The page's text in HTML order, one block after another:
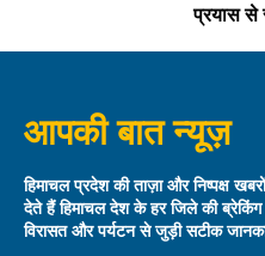
प्रयास से
आपकी बात न्यूज़
हिमाचल प्रदेश की ताज़ा और निष्पक्ष
देते हैं हिमाचल देश के हर जिले की
विरासत और पर्यटन से जुड़ी सटीक